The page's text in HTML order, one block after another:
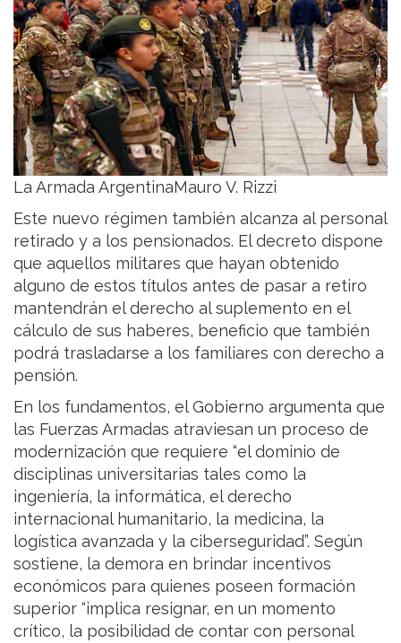
La Armada ArgentinaMauro V. Rizzi
Este nuevo régimen también alcanza al personal
retirado y a los pensionados. El decreto dispone
que aquellos militares que hayan obtenido
alguno de estos títulos antes de pasar a retiro
mantendrán el derecho al suplemento en el
cálculo de sus haberes, beneficio que también
podrá trasladarse a los familiares con derecho a
pensión.
En los fundamentos, el Gobierno argumenta que
las Fuerzas Armadas atraviesan un proceso de
modernización que requiere “el dominio de
disciplinas universitarias tales como la
ingeniería, la informática, el derecho
internacional humanitario, la medicina, la
logística avanzada y la ciberseguridad”. Según
sostiene, la demora en brindar incentivos
económicos para quienes poseen formación
superior “implica resignar, en un momento
crítico, la posibilidad de contar con personal